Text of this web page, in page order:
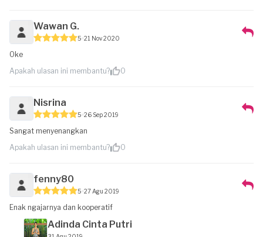
Wawan G.
5 21 Nov 2020
Oke
Apakah ulasan ini membantu?
0
Nisrina
5 26 Sep 2019
Sangat menyenangkan
Apakah ulasan ini membantu?
0
fenny80
5 27 Agu 2019
Enak ngajarnya dan kooperatif
Adinda Cinta Putri